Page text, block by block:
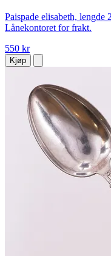
Paispade elisabeth,
Lånekontoret for frakt.
550 kr
Kjøp